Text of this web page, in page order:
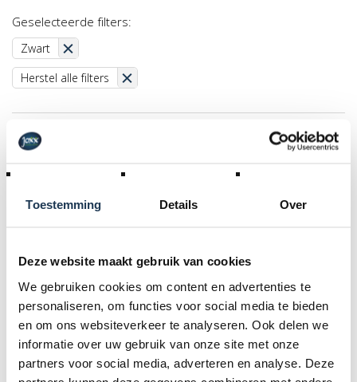
Toestemming Details Over
Deze website maakt gebruik van cookies
We gebruiken cookies om content en advertenties te
personaliseren, om functies voor social media te bieden
en om ons websiteverkeer te analyseren. Ook delen we
informatie over uw gebruik van onze site met onze
partners voor social media, adverteren en analyse. Deze
Geselecteerde filters:
Zwart
Herstel alle filters
EzyRoller zwart - verlengbaar
Merk: EzyRoller